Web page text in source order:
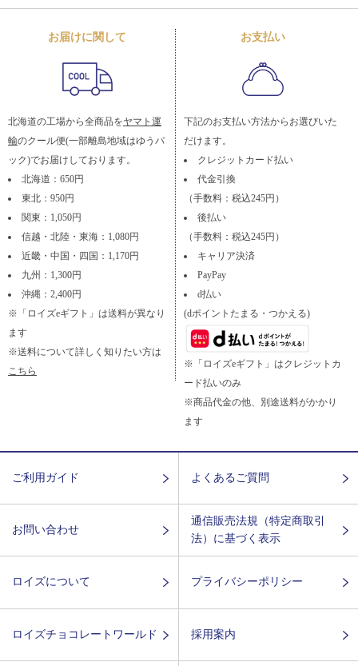
お届けに関して
北海道の工場から全商品をヤマト運
輸のクール便(一部離島地域はゆうパ
ック)でお届けしております。
北海道：650円
東北：950円
関東：1,050円
信越・北陸・東海：1,080円
近畿・中国・四国：1,170円
九州：1,300円
沖縄：2,400円
※「ロイズeギフト」は送料が異なり
ます
※送料について詳しく知りたい方は
こちら
お支払い
下記のお支払い方法からお選びいた
だけます。
クレジットカード払い
代金引換
（手数料：税込245円）
後払い
（手数料：税込245円）
キャリア決済
PayPay
d払い
(dポイントたまる・つかえる)
※「ロイズeギフト」はクレジットカ
ード払いのみ
※商品代金の他、別途送料がかかり
ます
ご利用ガイド よくあるご質問
お問い合わせ
通信販売法規（特定商取引
法）に基づく表示
ロイズについて プライバシーポリシー
ロイズチョコレートワールド 採用案内